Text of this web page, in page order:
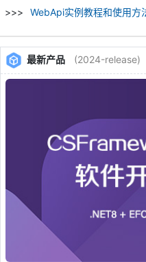
WebApi实例教程和使用方
最新产品 (2024-release)